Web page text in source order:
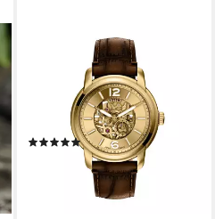
Automatikuhr HERITAGE
ME3279, Armbanduhr,
Herrenuhr, Mechanische Uhr,
Lederarmband, analog
(1)
lieferbar - in 1-2 Werktagen bei dir